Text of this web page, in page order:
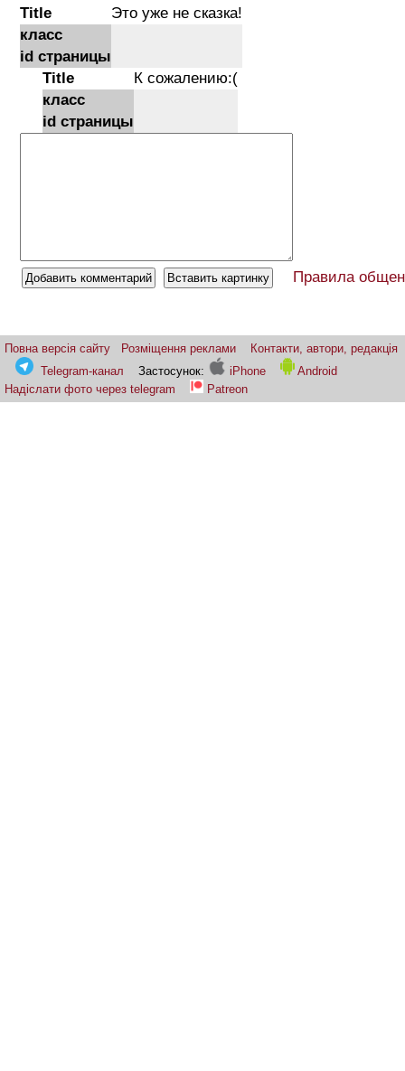
Title
Это уже не сказка!
класс
id страницы
Title
К сожалению:(
класс
id страницы
Правила
Повна версія сайту Розміщення реклами
Контакти, автори, редакція
Telegram-канал
Застосунок: iPhone
Android
Надіслати фото через telegram
Patreon